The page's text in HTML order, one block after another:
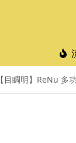
【目睭明】ReNu 多